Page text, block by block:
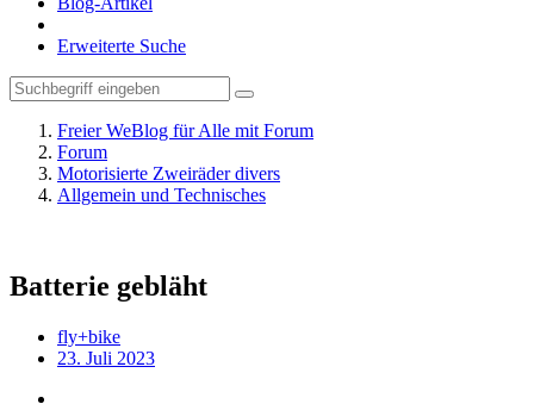
Erweiterte Suche
Freier WeBlog für Alle mit Forum
Forum
Motorisierte Zweiräder divers
Allgemein und Technisches
Batterie gebläht
fly+bike
23. Juli 2023